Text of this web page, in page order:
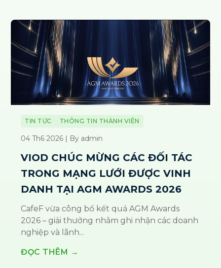
TIN TỨC THÔNG TIN THÀNH VIÊN
04 Th6 2026 | By admin
VIOD CHÚC MỪNG CÁC ĐỐI TÁC
TRONG MẠNG LƯỚI ĐƯỢC VINH
DANH TẠI AGM AWARDS 2026
CafeF vừa công bố kết quả AGM Awards
2026 – giải thưởng nhằm ghi nhận các doanh
nghiệp và lãnh...
ĐỌC THÊM →